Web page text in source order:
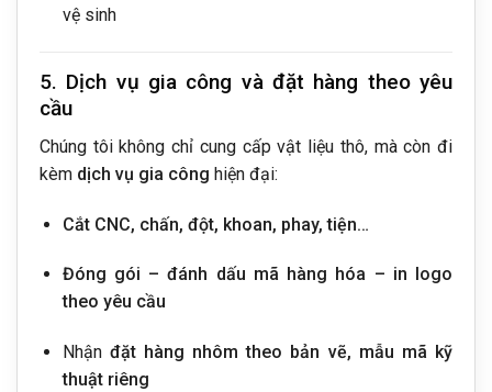
vệ sinh
5. Dịch vụ gia công và đặt hàng theo yêu
cầu
Chúng tôi không chỉ cung cấp vật liệu thô, mà còn đi
kèm dịch vụ gia công hiện đại:
Cắt CNC, chấn, đột, khoan, phay, tiện…
Đóng gói – đánh dấu mã hàng hóa – in logo
theo yêu cầu
Nhận đặt hàng nhôm theo bản vẽ, mẫu mã kỹ
thuật riêng